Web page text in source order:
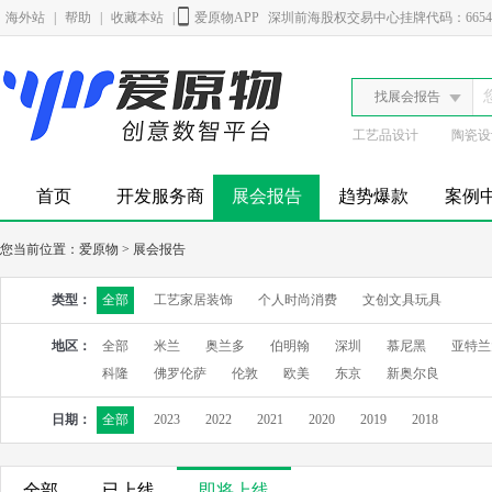
海外站 帮助 收藏本站 爱原物APP 深圳前海股权交易中心挂牌代码：
找展会报告
工艺品设计 陶瓷
首页 开发服务商 展会报告 趋势爆款 案例
您当前位置： 爱原物 > 展会报告
类型： 全部 工艺家居装饰 个人时尚消费 文创文具玩具
地区： 全部 米兰 奥兰多 伯明翰 深圳 慕尼黑
亚特
科隆
佛罗伦萨 伦敦 欧美 东京 新奥尔良
日期： 全部 2023 2022 2021 2020 2019 2018